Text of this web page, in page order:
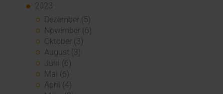
2023
Dezember (5)
November (6)
Oktober (3)
August (3)
Juni (6)
Mai (6)
April (4)